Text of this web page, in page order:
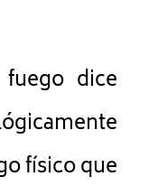
dice
físico que